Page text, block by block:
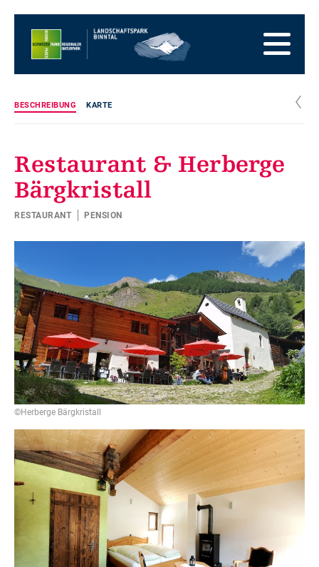
Startseite
Hauptnavigation
Sitemap
ZurBESCHREIBUNG KARTE c
Restaurant & Herberge
Bärgkristall
RESTAURANT PENSION
©Herberge Bärgkristall